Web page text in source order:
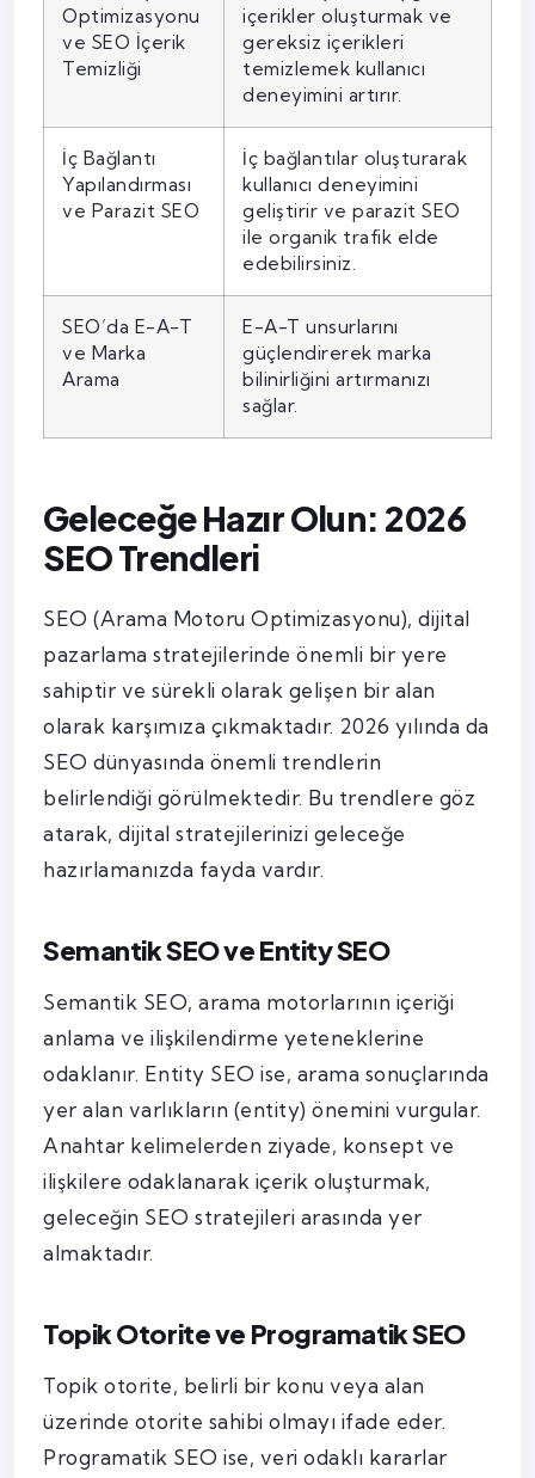
Optimizasyonu
ve SEO İçerik
Temizliği
içerikler oluşturmak ve
gereksiz içerikleri
temizlemek kullanıcı
deneyimini artırır.
İç Bağlantı
Yapılandırması
ve Parazit SEO
İç bağlantılar oluşturarak
kullanıcı deneyimini
geliştirir ve parazit SEO
ile organik trafik elde
edebilirsiniz.
SEO’da E-A-T
ve Marka
Arama
E-A-T unsurlarını
güçlendirerek marka
bilinirliğini artırmanızı
sağlar.
Geleceğe Hazır Olun: 2026
SEO Trendleri
SEO (Arama Motoru Optimizasyonu), dijital
pazarlama stratejilerinde önemli bir yere
sahiptir ve sürekli olarak gelişen bir alan
olarak karşımıza çıkmaktadır. 2026 yılında da
SEO dünyasında önemli trendlerin
belirlendiği görülmektedir. Bu trendlere göz
atarak, dijital stratejilerinizi geleceğe
hazırlamanızda fayda vardır.
Semantik SEO ve Entity SEO
Semantik SEO, arama motorlarının içeriği
anlama ve ilişkilendirme yeteneklerine
odaklanır. Entity SEO ise, arama sonuçlarında
yer alan varlıkların (entity) önemini vurgular.
Anahtar kelimelerden ziyade, konsept ve
ilişkilere odaklanarak içerik oluşturmak,
geleceğin SEO stratejileri arasında yer
almaktadır.
Topik Otorite ve Programatik SEO
Topik otorite, belirli bir konu veya alan
üzerinde otorite sahibi olmayı ifade eder.
Programatik SEO ise, veri odaklı kararlar